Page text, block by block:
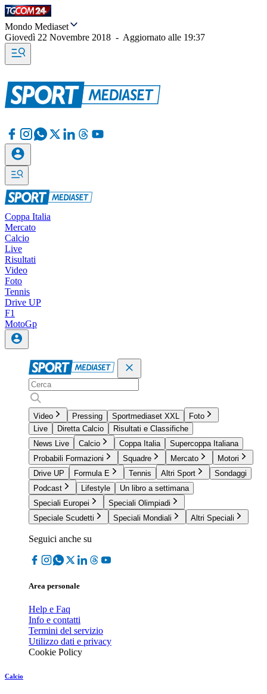
Mondo Mediaset
Giovedì 22 Novembre 2018 - Aggiornato alle 19:37
Coppa Italia
Mercato
Calcio
Live
Risultati
Video
Foto
Tennis
Drive UP
F1
MotoGp
Video Pressing Sportmediaset XXL
Foto
Live
Diretta Calcio
Risultati e Classifiche
News Live
Calcio Coppa Italia
Supercoppa Italiana
Probabili Formazioni
Squadre Mercato
Motori
Drive UP
Formula E Tennis Altri Sport
Sondaggi
Podcast
Lifestyle
Un libro a settimana
Speciali Europei
Speciali Olimpiadi
Speciale Scudetti
Speciali Mondiali Altri Speciali
Seguici anche su
Area personale
Help e Faq
Info e contatti
Termini del servizio
Utilizzo dati e privacy
Cookie Policy
Calcio